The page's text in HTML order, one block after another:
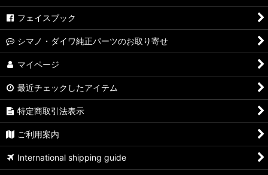
【シマノ】19-22ステラSW［STELLA SW］対応 カスタムパー
ツ
【シマノ】08ステラSW［STELLA SW］対応 カスタムパーツ
【シマノ】01ステラSW［STELLA SW］対応 カスタムパーツ
ーツ
フェイスブック
シマノ・ダイワ純正パーツのお取り寄せ
マイページ
最近チェックしたアイテム
特定商取引法表示
ご利用案内
International shipping guide